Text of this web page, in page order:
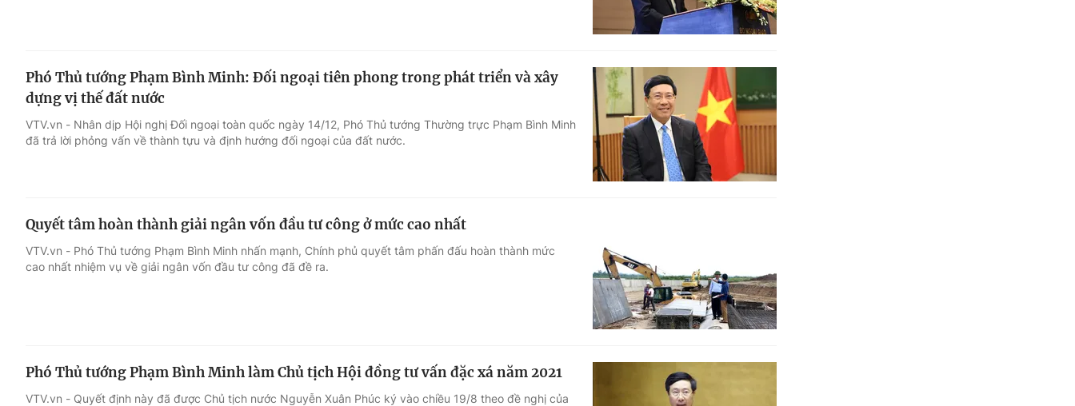
Phó Thủ tướng Phạm Bình Minh: Đối ngoại tiên phong trong phát triển và xây
dựng vị thế đất nước
VTV.vn - Nhân dịp Hội nghị Đối ngoại toàn quốc ngày 14/12, Phó Thủ tướng Thường trực Phạm Bình Minh
đã trả lời phỏng vấn về thành tựu và định hướng đối ngoại của đất nước.
Quyết tâm hoàn thành giải ngân vốn đầu tư công ở mức cao nhất
VTV.vn - Phó Thủ tướng Phạm Bình Minh nhấn mạnh, Chính phủ quyết tâm phấn đấu hoàn thành mức
cao nhất nhiệm vụ về giải ngân vốn đầu tư công đã đề ra.
Phó Thủ tướng Phạm Bình Minh làm Chủ tịch Hội đồng tư vấn đặc xá năm 2021
VTV.vn - Quyết định này đã được Chủ tịch nước Nguyễn Xuân Phúc ký vào chiều 19/8 theo đề nghị của